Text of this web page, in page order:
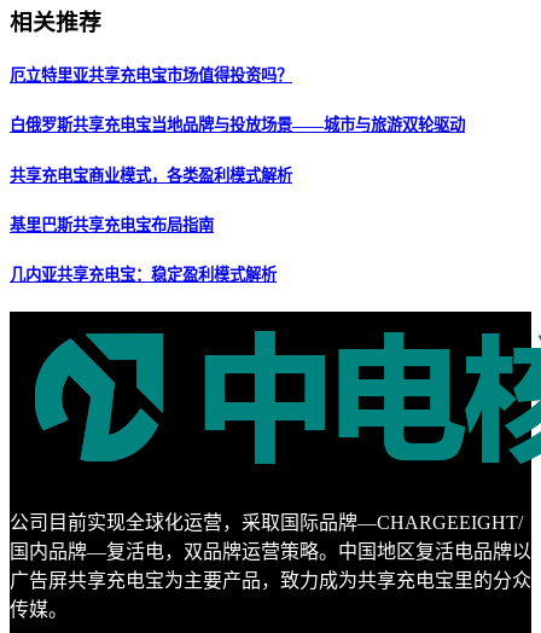
相关推荐
厄立特里亚共享充电宝市场值得投资吗？
白俄罗斯共享充电宝当地品牌与投放场景——城市与旅游双轮驱动
共享充电宝商业模式，各类盈利模式解析
基里巴斯共享充电宝布局指南
几内亚共享充电宝：稳定盈利模式解析
公司目前实现全球化运营，采取国际品牌—CHARGEEIGHT/
国内品牌—复活电，双品牌运营策略。中国地区复活电品牌以
广告屏共享充电宝为主要产品，致力成为共享充电宝里的分众
传媒。